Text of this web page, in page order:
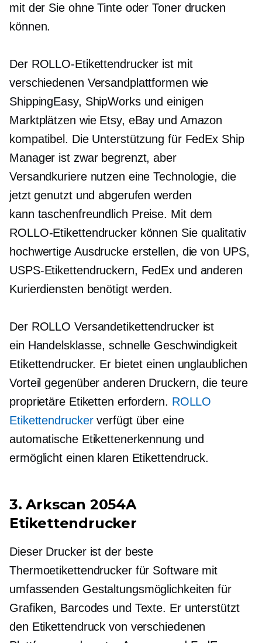
mit der Sie ohne Tinte oder Toner drucken
können.
Der ROLLO-Etikettendrucker ist mit
verschiedenen Versandplattformen wie
ShippingEasy, ShipWorks und einigen
Marktplätzen wie Etsy, eBay und Amazon
kompatibel. Die Unterstützung für FedEx Ship
Manager ist zwar begrenzt, aber
Versandkuriere nutzen eine Technologie, die
jetzt genutzt und abgerufen werden
kann taschenfreundlich Preise. Mit dem
ROLLO-Etikettendrucker können Sie qualitativ
hochwertige Ausdrucke erstellen, die von UPS,
USPS-Etikettendruckern, FedEx und anderen
Kurierdiensten benötigt werden.
Der ROLLO Versandetikettendrucker ist
ein Handelsklasse, schnelle Geschwindigkeit
Etikettendrucker. Er bietet einen unglaublichen
Vorteil gegenüber anderen Druckern, die teure
proprietäre Etiketten erfordern. ROLLO
Etikettendruckerverfügt über eine
automatische Etikettenerkennung und
ermöglicht einen klaren Etikettendruck.
3. Arkscan 2054A
Etikettendrucker
Dieser Drucker ist der beste
Thermoetikettendrucker für Software mit
umfassenden Gestaltungsmöglichkeiten für
Grafiken, Barcodes und Texte. Er unterstützt
den Etikettendruck von verschiedenen